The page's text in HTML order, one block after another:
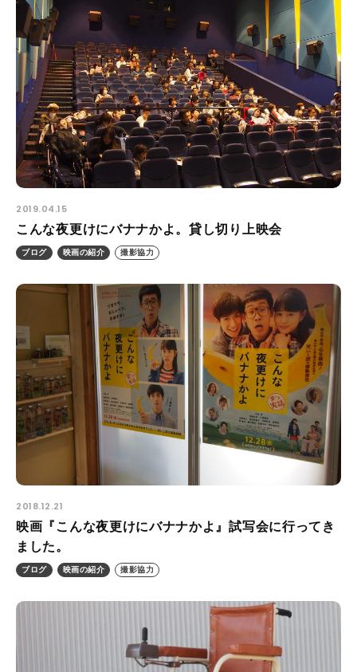
2019.04.15
こんな夜更けにバナナかよ。貸し切り上映会
ブログ 映画の紹介 撮影協力
2018.12.21
映画『こんな夜更けにバナナかよ』試写会に行ってき
ました。
ブログ 映画の紹介 撮影協力